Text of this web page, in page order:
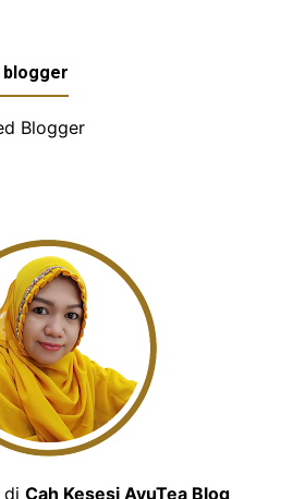
di Cah Kesesi AyuTea Blog